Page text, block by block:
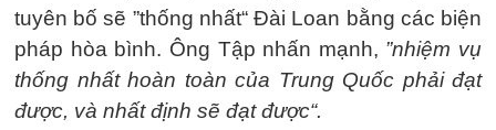
tuyên bố sẽ ”thống nhất“ Đài Loan bằng các biện
pháp hòa bình. Ông Tập nhấn mạnh, ”nhiệm vụ
thống nhất hoàn toàn của Trung Quốc phải đạt
được, và nhất định sẽ đạt được“.